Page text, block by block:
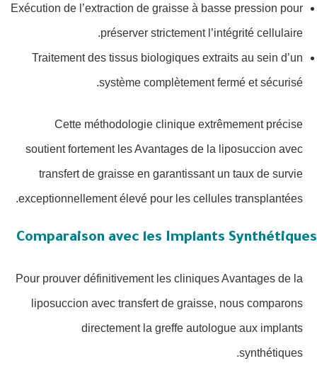
Exécution de l’extraction de graisse à basse pression pour
préserver strictement l’intégrité cellulaire.
Traitement des tissus biologiques extraits au sein d’un
système complètement fermé et sécurisé.
Cette méthodologie clinique extrêmement précise
soutient fortement les Avantages de la liposuccion avec
transfert de graisse en garantissant un taux de survie
exceptionnellement élevé pour les cellules transplantées.
Comparaison avec les Implants Synthétiques
Pour prouver définitivement les cliniques Avantages de la
liposuccion avec transfert de graisse, nous comparons
directement la greffe autologue aux implants
synthétiques.